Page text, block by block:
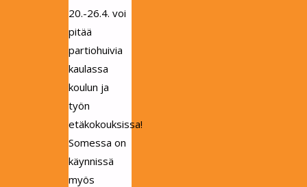
20.-26.4. voi
pitää
partiohuivia
kaulassa
koulun ja
työn
etäkokouksissa!
Somessa on
käynnissä
myös